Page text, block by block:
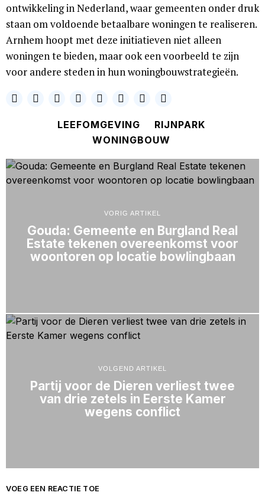
ontwikkeling in Nederland, waar gemeenten onder druk
staan om voldoende betaalbare woningen te realiseren.
Arnhem hoopt met deze initiatieven niet alleen
woningen te bieden, maar ook een voorbeeld te zijn
voor andere steden in hun woningbouwstrategieën.
LEEFOMGEVING
RIJNPARK
WONINGBOUW
VORIG ARTIKEL
Gouda: Gemeente en Burgland Real
Estate tekenen overeenkomst voor
woontoren op locatie bowlingbaan
VOLGEND ARTIKEL
Partij voor de Dieren verliest twee
van drie zetels in Eerste Kamer
wegens conflict
VOEG EEN REACTIE TOE